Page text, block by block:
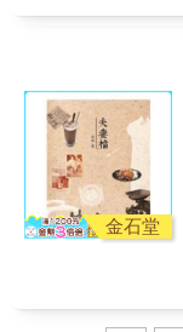
金石堂